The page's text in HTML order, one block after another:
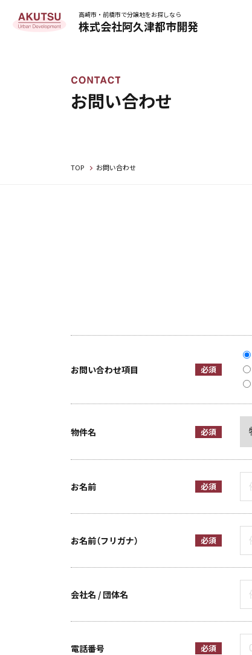
高崎市・前橋市で分譲地をお探しなら
株式会社阿久津都市開発
お問い合わせ
TOP お問い合わせ
お問い合わせ項目 必須
物件名 必須
お名前 必須
お名前（フリガナ） 必須
会社名 / 団体名
電話番号 必須